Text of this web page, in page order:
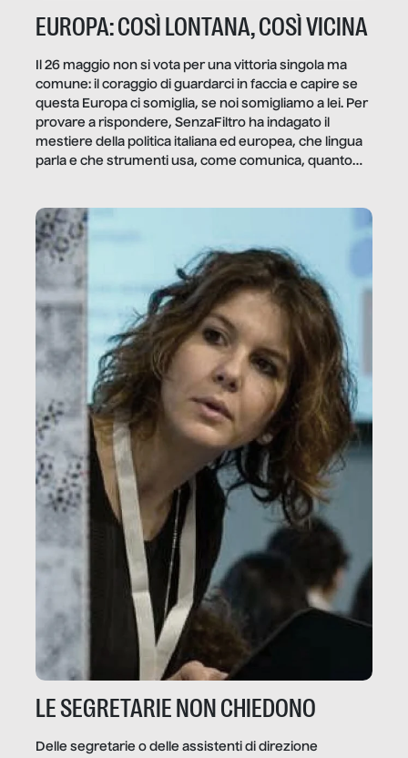
EUROPA: COSÌ LONTANA, COSÌ VICINA
Il 26 maggio non si vota per una vittoria singola ma
comune: il coraggio di guardarci in faccia e capire se
questa Europa ci somiglia, se noi somigliamo a lei. Per
provare a rispondere, SenzaFiltro ha indagato il
mestiere della politica italiana ed europea, che lingua
parla e che strumenti usa, come comunica, quanto
LE SEGRETARIE NON CHIEDONO
Delle segretarie o delle assistenti di direzione